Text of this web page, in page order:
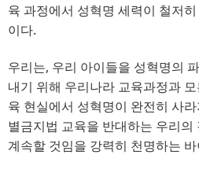
육 과정에서 성혁명 세력이 철저
이다.
우리는, 우리 아이들을 성혁명의
내기 위해 우리나라 교육과정과
육 현실에서 성혁명이 완전히 사
별금지법 교육을 반대하는 우리의
계속할 것임을 강력히 천명하는